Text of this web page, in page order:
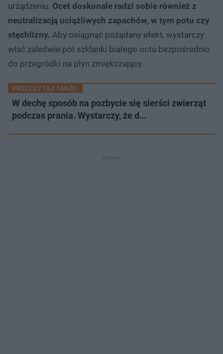
urządzeniu. Ocet doskonale radzi sobie również z
neutralizacją uciążliwych zapachów, w tym potu czy
stęchlizny. Aby osiągnąć pożądany efekt, wystarczy
wlać zaledwie pół szklanki białego octu bezpośrednio
do przegródki na płyn zmiękczający.
PRZECZYTAJ TAKŻE:
W dechę sposób na pozbycie się sierści zwierząt
podczas prania. Wystarczy, że d…